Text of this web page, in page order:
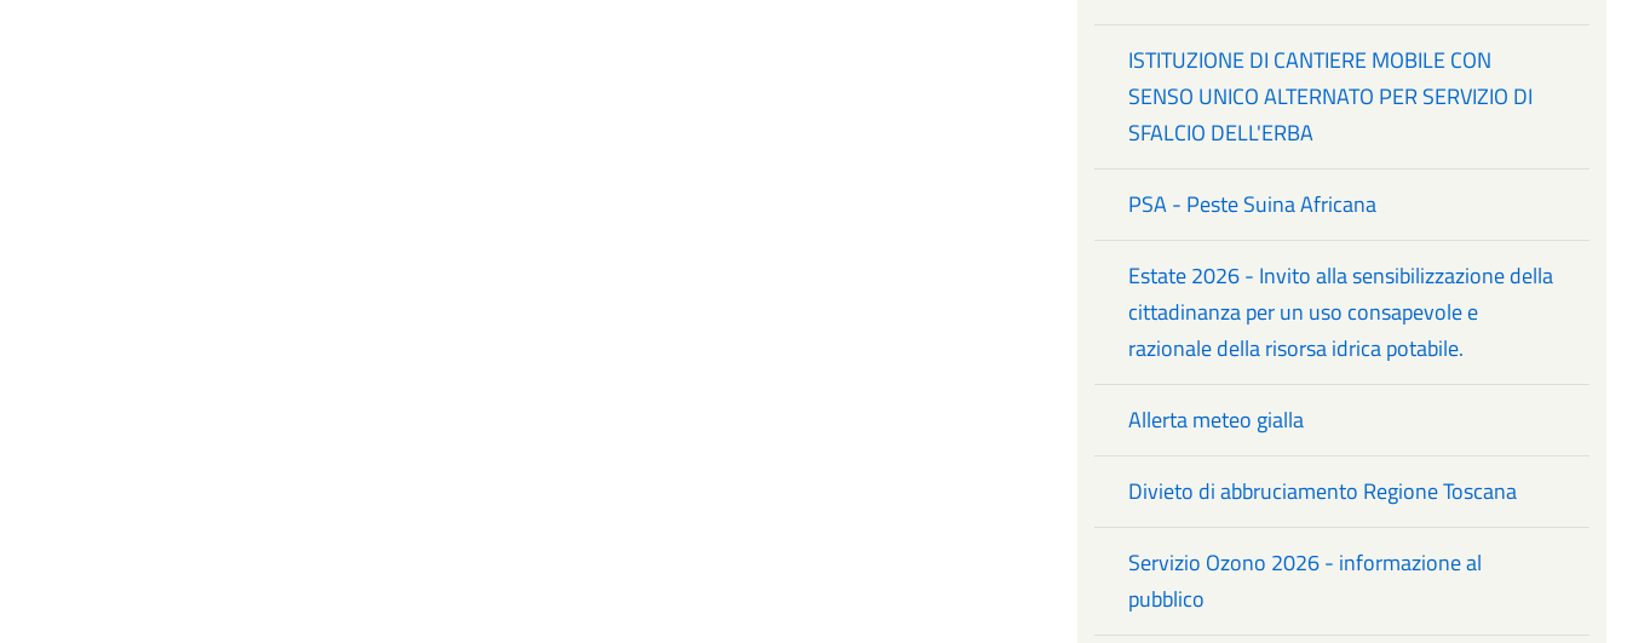
ISTITUZIONE DI CANTIERE MOBILE CON
SENSO UNICO ALTERNATO PER SERVIZIO DI
SFALCIO DELL'ERBA
PSA - Peste Suina Africana
Estate 2026 - Invito alla sensibilizzazione della
cittadinanza per un uso consapevole e
razionale della risorsa idrica potabile.
Allerta meteo gialla
Divieto di abbruciamento Regione Toscana
Servizio Ozono 2026 - informazione al
pubblico